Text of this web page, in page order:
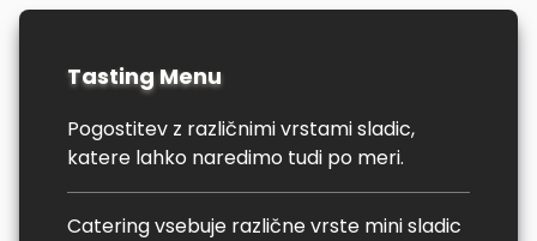
Tasting Menu
Pogostitev z različnimi vrstami sladic,
katere lahko naredimo tudi po meri.
Catering vsebuje različne vrste mini sladic